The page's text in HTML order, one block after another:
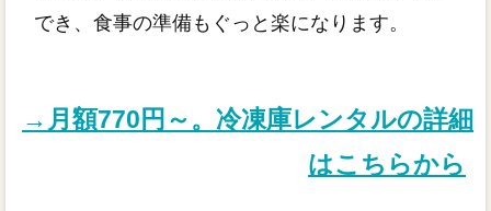
でき、食事の準備もぐっと楽になります。
→月額770円～。冷凍庫レンタルの詳細
はこちらから